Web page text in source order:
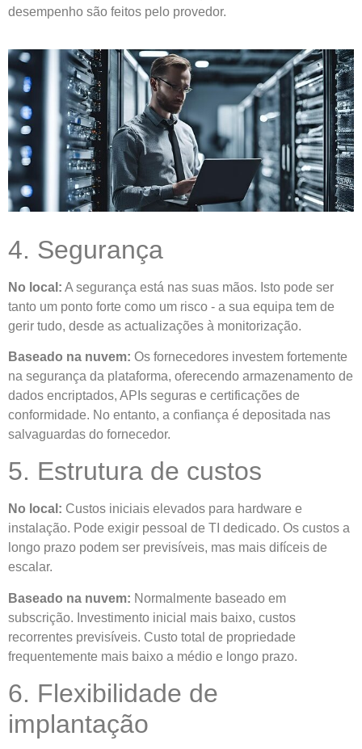
desempenho são feitos pelo provedor.
4. Segurança
No local: A segurança está nas suas mãos. Isto pode ser
tanto um ponto forte como um risco - a sua equipa tem de
gerir tudo, desde as actualizações à monitorização.
Baseado na nuvem: Os fornecedores investem fortemente
na segurança da plataforma, oferecendo armazenamento de
dados encriptados, APIs seguras e certificações de
conformidade. No entanto, a confiança é depositada nas
salvaguardas do fornecedor.
5. Estrutura de custos
No local: Custos iniciais elevados para hardware e
instalação. Pode exigir pessoal de TI dedicado. Os custos a
longo prazo podem ser previsíveis, mas mais difíceis de
escalar.
Baseado na nuvem: Normalmente baseado em
subscrição. Investimento inicial mais baixo, custos
recorrentes previsíveis. Custo total de propriedade
frequentemente mais baixo a médio e longo prazo.
6. Flexibilidade de
implantação